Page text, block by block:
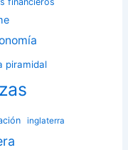
piramidal
inglaterra